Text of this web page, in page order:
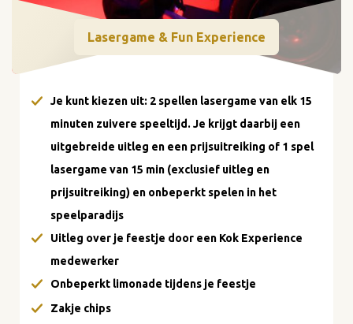
Lasergame & Fun Experience
Je kunt kiezen uit: 2 spellen lasergame van elk 15
minuten zuivere speeltijd. Je krijgt daarbij een
uitgebreide uitleg en een prijsuitreiking of 1 spel
lasergame van 15 min (exclusief uitleg en
prijsuitreiking) en onbeperkt spelen in het
speelparadijs
Uitleg over je feestje door een Kok Experience
medewerker
Onbeperkt limonade tijdens je feestje
Zakje chips